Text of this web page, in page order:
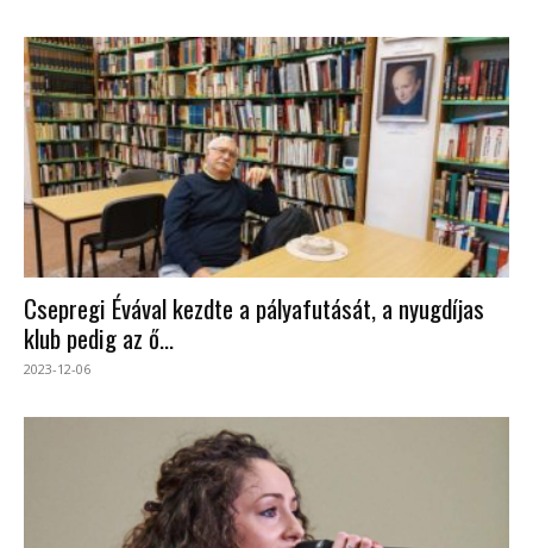
Csepregi Évával kezdte a pályafutását, a nyugdíjas
klub pedig az ő...
2023-12-06